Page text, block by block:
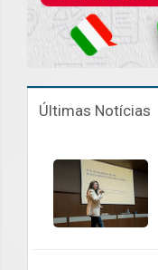
Últimas Notícias